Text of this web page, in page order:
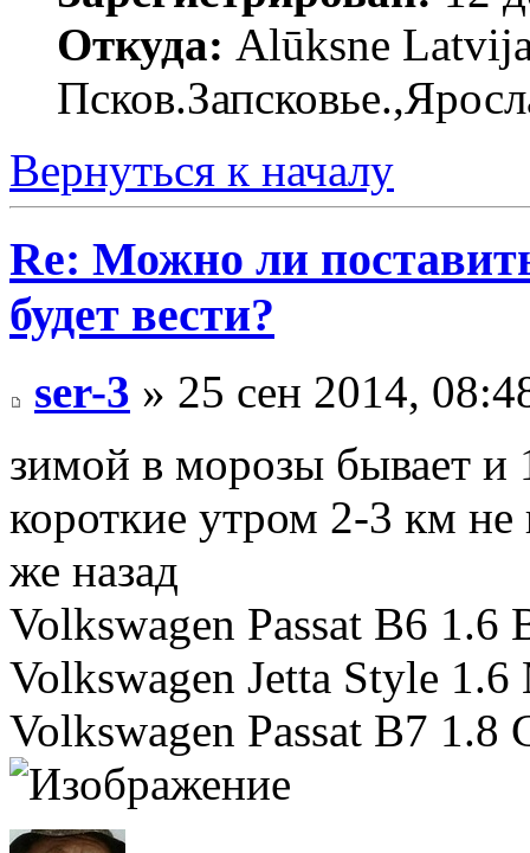
Откуда: Alūksne
Вернуться к началу
Re: Можно ли
будет вести?
ser-3 » 25 сен 2014,
зимой в морозы бывает и
короткие утром 2-3 км не
же назад
Volkswagen Passat B6 1.6
Volkswagen Jetta Style
Volkswagen Passat B7 1.8